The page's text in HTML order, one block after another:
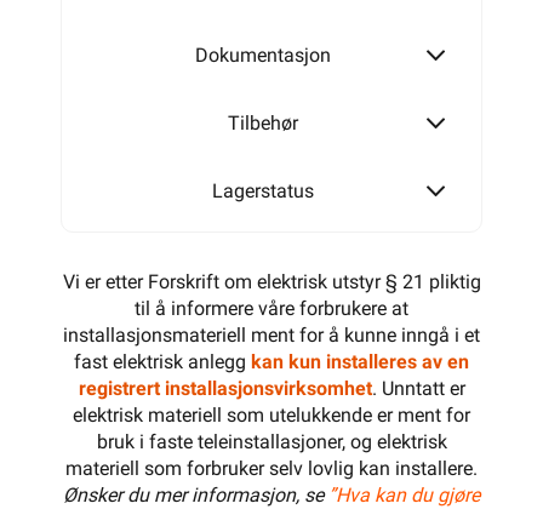
Dokumentasjon
Tilbehør
Lagerstatus
Vi er etter Forskrift om elektrisk utstyr § 21 pliktig
til å informere våre forbrukere at
installasjonsmateriell ment for å kunne inngå i et
fast elektrisk anlegg kan kun installeres av en
registrert installasjonsvirksomhet. Unntatt er
elektrisk materiell som utelukkende er ment for
bruk i faste teleinstallasjoner, og elektrisk
materiell som forbruker selv lovlig kan installere.
Ønsker du mer informasjon, se ”Hva kan du gjøre